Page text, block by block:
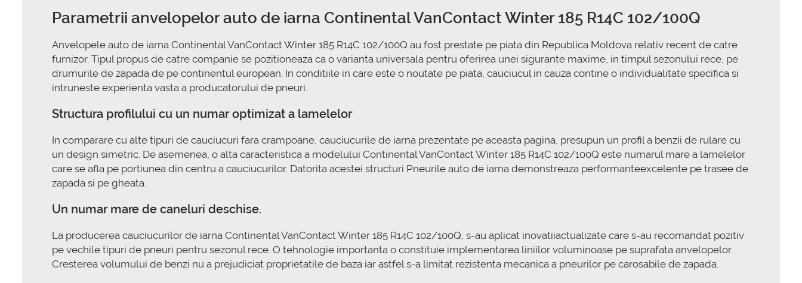
Parametrii anvelopelor auto de iarna Continental VanContact Winter 185 R14C 102/100Q
Anvelopele auto de iarna Continental VanContact Winter 185 R14C 102/100Q au fost prestate pe piata din Republica Moldova relativ recent de catre
furnizor. Tipul propus de catre companie se pozitioneaza ca o varianta universala pentru oferirea unei sigurante maxime, in timpul sezonului rece, pe
drumurile de zapada de pe continentul european. In conditiile in care este o noutate pe piata, cauciucul in cauza contine o individualitate specifica si
intruneste experienta vasta a producatorului de pneuri.
Structura profilului cu un numar optimizat a lamelelor
In comparare cu alte tipuri de cauciucuri fara crampoane, cauciucurile de iarna prezentate pe aceasta pagina, presupun un profil a benzii de rulare cu
un design simetric. De asemenea, o alta caracteristica a modelului Continental VanContact Winter 185 R14C 102/100Q este numarul mare a lamelelor
care se afla pe portiunea din centru a cauciucurilor. Datorita acestei structuri Pneurile auto de iarna demonstreaza performanteexcelente pe trasee de
zapada si pe gheata.
Un numar mare de caneluri deschise.
La producerea cauciucurilor de iarna Continental VanContact Winter 185 R14C 102/100Q, s-au aplicat inovatiiactualizate care s-au recomandat pozitiv
pe vechile tipuri de pneuri pentru sezonul rece. O tehnologie importanta o constituie implementarea liniilor voluminoase pe suprafata anvelopelor.
Cresterea volumului de benzi nu a prejudiciat proprietatile de baza iar astfel s-a limitat rezistenta mecanica a pneurilor pe carosabile de zapada.